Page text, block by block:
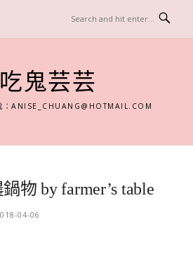
鬼芸芸
：ANISE_CHUANG@HOTMAIL.COM
物 by farmer’s table
04-06